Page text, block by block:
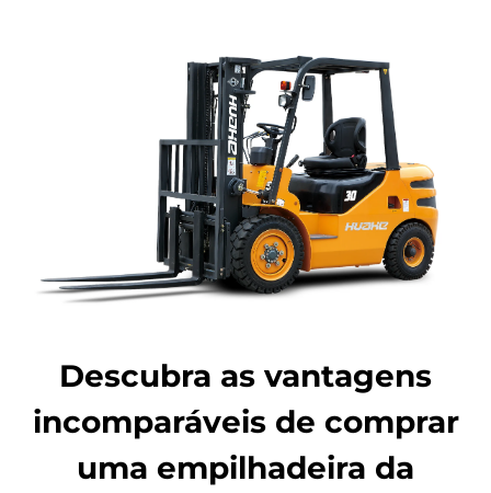
Descubra as vantagens
incomparáveis de comprar
uma empilhadeira da